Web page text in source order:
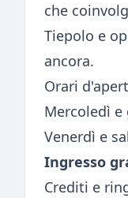
che
Tiepolo e
ancora.
Orari
Mercoledì e
Venerdì e
Ingresso
Crediti e